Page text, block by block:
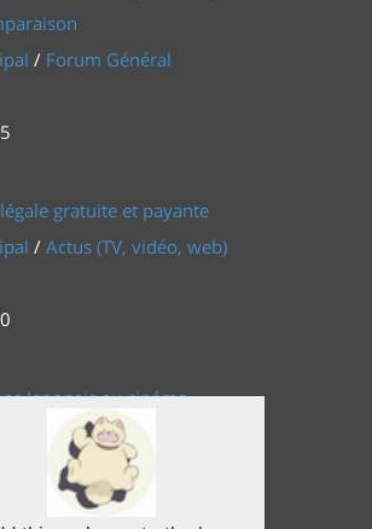
/ Forum Général
gratuite et payante
/ Actus (TV, vidéo, web)
Japonais au cinéma
Actus (TV, vidéo, web)